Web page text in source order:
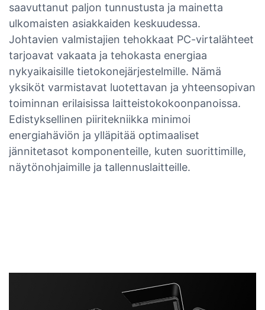
saavuttanut paljon tunnustusta ja mainetta
ulkomaisten asiakkaiden keskuudessa.
Johtavien valmistajien tehokkaat PC-virtalähteet
tarjoavat vakaata ja tehokasta energiaa
nykyaikaisille tietokonejärjestelmille. Nämä
yksiköt varmistavat luotettavan ja yhteensopivan
toiminnan erilaisissa laitteistokokoonpanoissa.
Edistyksellinen piiritekniikka minimoi
energiahäviön ja ylläpitää optimaaliset
jännitetasot komponenteille, kuten suorittimille,
näytönohjaimille ja tallennuslaitteille.